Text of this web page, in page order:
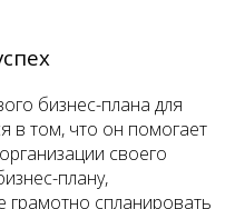
бизнес-плана для
в том, что он помогает
своего
плану,
спланировать